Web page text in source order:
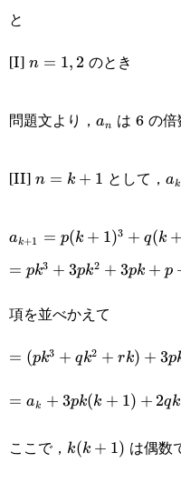
と
[I] n=1,2
n = 1, 2 のとき
問題文より， an は 6 の倍
[II] n=k+1
n = k + 1 として，ak
ak+1 = p(k + 1)3 + q(k +
= pk3 + 3pk2 + 3pk + p
項を並べかえて
=
= (pk3 + qk2 + rk) + 3p
= ak + 3pk(k + 1) + 2qk
ここで， k(k+1)
k(k + 1) は偶数